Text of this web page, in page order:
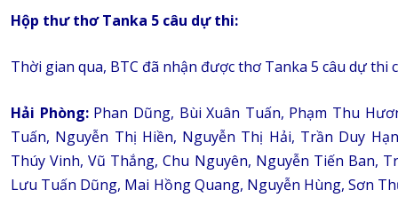
Hộp thư thơ Tanka 5 câu dự thi:
Thời gian qua, BTC đã nhận được thơ Tanka 5 câu dự thi
Hải Phòng:Phan Dũng, Bùi Xuân Tuấn, Phạm Thu
Tuấn, Nguyễn Thị Hiền, Nguyễn Thị Hải, Trần Duy
Thúy Vinh, Vũ Thắng, Chu Nguyên, Nguyễn Tiến Ban,
Lưu Tuấn Dũng, Mai Hồng Quang, Nguyễn Hùng, Sơn